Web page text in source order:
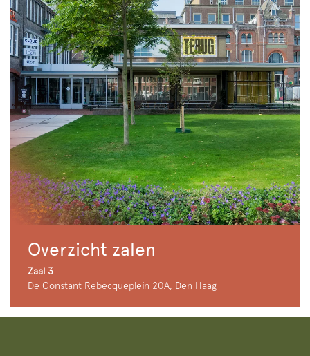
Overzicht zalen
Zaal 3
De Constant Rebecqueplein 20A, Den Haag